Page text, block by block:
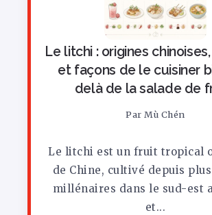
Le litchi : origines
et façons de le cuisiner
delà de la salade de
Par Mù Chén
Le litchi est un fruit tropical
de Chine, cultivé depuis
millénaires dans le sud-est
et...